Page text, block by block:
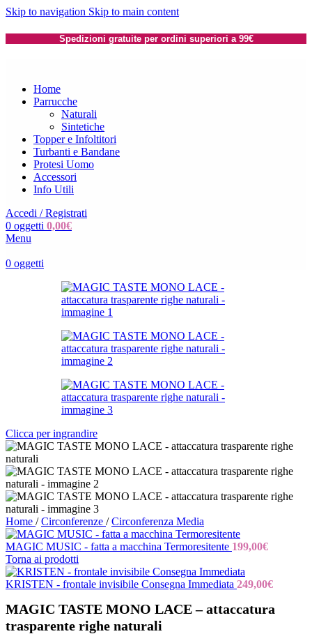
Skip to navigation Skip to main content
Spedizioni gratuite per ordini superiori a 99€
Home
Parrucche
Naturali
Sintetiche
Topper e Infoltitori
Turbanti e Bandane
Protesi Uomo
Accessori
Info Utili
Accedi / Registrati
0 oggetti 0,00€
Menu
0 oggetti
Clicca per ingrandire
Home / Circonferenze / Circonferenza Media
MAGIC MUSIC - fatta a macchina Termoresitente 199,00€
Torna ai prodotti
KRISTEN - frontale invisibile Consegna Immediata 249,00€
MAGIC TASTE MONO LACE – attaccatura
trasparente righe naturali